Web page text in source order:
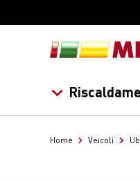
Home Veicoli